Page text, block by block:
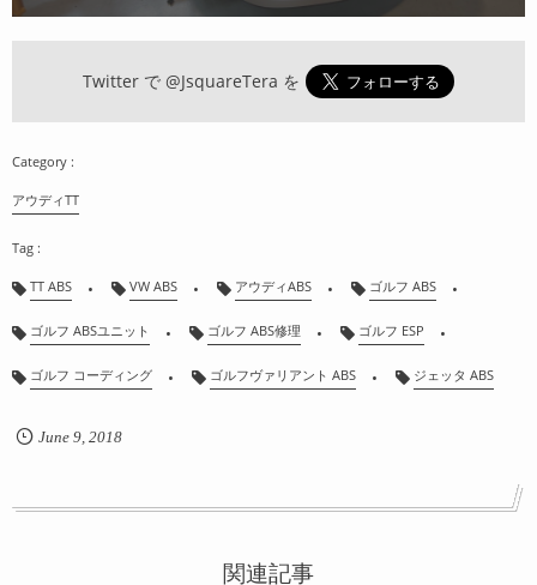
Twitter で @JsquareTera を
アウディTT
TT ABS VW ABS アウディABS ゴルフ ABS
ゴルフ ABSユニット ゴルフ ABS修理 ゴルフ ESP
ゴルフ コーディング ゴルフヴァリアント ABS ジェッタ ABS
June 9, 2018
関連記事